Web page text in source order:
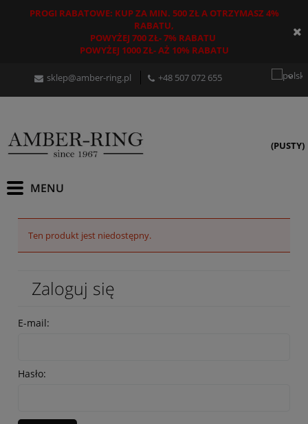
PROGI RABATOWE: KUP ZA MIN. 500 ZŁ A OTRZYMASZ 4%
RABATU,
POWYŻEJ 700 ZŁ- 7% RABATU
POWYŻEJ 1000 ZŁ- AŻ 10% RABATU
sklep@amber-ring.pl +48507 072 655
(PUSTY)
Ten produkt jest niedostępny.
Zaloguj się
E-mail:
Hasło: